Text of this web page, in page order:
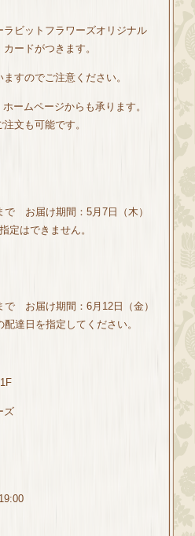
ビットフラワーズオリジナル
ードがつきます。
すのでご注意ください。
ームページからも承ります。
文も可能です。
で お届け期間：5月7日（木）
はできません。
で お届け期間：6月12日（金）
達日を指定してください。
ズ